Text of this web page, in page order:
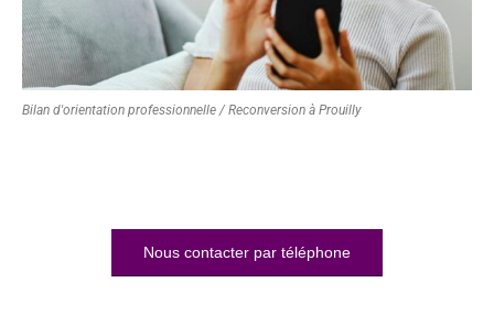
Bilan d'orientation professionnelle / Reconversion à Prouilly
Nous contacter par téléphone